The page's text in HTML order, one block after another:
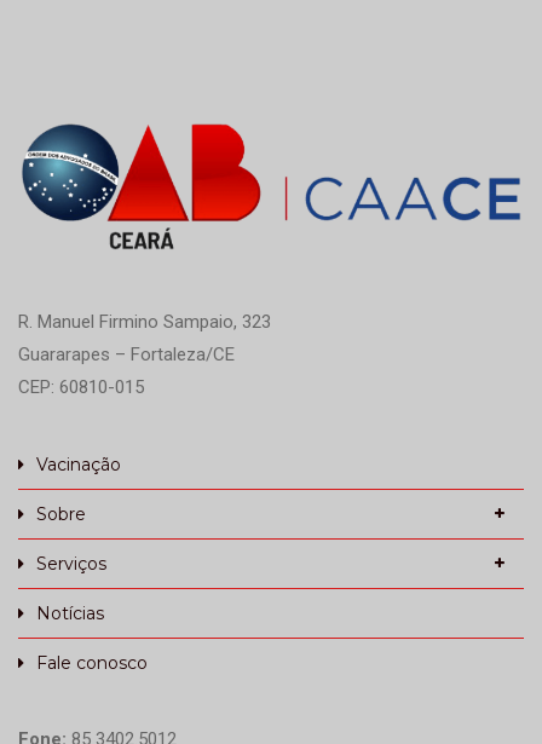
R. Manuel Firmino Sampaio, 323
Guararapes – Fortaleza/CE
CEP: 60810-015
Vacinação
Sobre
Serviços
Notícias
Fale conosco
Fone: 85 3402.5012